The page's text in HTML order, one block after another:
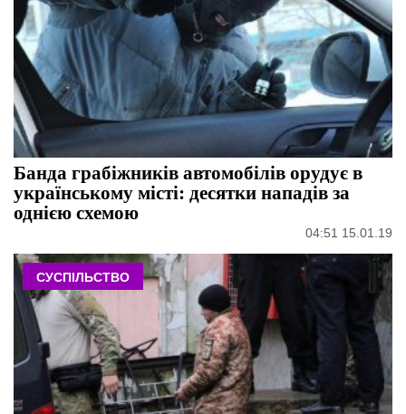
Банда грабіжників автомобілів орудує в
українському місті: десятки нападів за
однією схемою
04:51 15.01.19
СУСПІЛЬСТВО